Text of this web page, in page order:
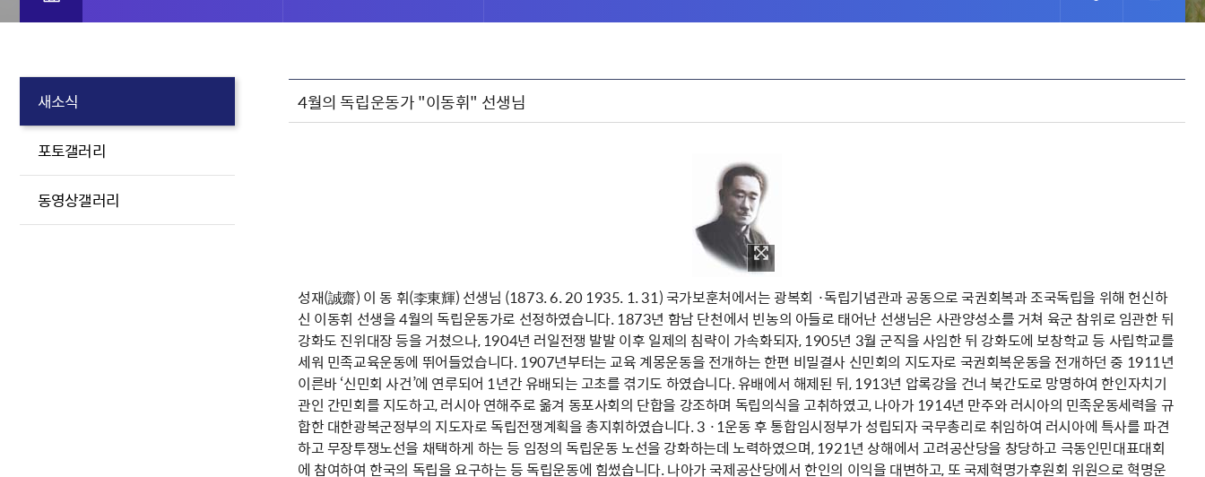
새소식
포토갤러리
동영상갤러리
4월의 독립운동가 "이동휘" 선생님
성재(誠齋) 이 동 휘(李東輝) 선생님 (1873. 6. 20 1935. 1. 31) 국가보훈처에서는 광복회 ·독립기념관과 공동으로 국권회복과 조국독립을 위해 헌신하
신 이동휘 선생을 4월의 독립운동가로 선정하였습니다. 1873년 함남 단천에서 빈농의 아들로 태어난 선생님은 사관양성소를 거쳐 육군 참위로 임관한 뒤
강화도 진위대장 등을 거쳤으나, 1904년 러일전쟁 발발 이후 일제의 침략이 가속화되자, 1905년 3월 군직을 사임한 뒤 강화도에 보창학교 등 사립학교를
세워 민족교육운동에 뛰어들었습니다. 1907년부터는 교육 계몽운동을 전개하는 한편 비밀결사 신민회의 지도자로 국권회복운동을 전개하던 중 1911년
이른바 ‘신민회 사건’에 연루되어 1년간 유배되는 고초를 겪기도 하였습니다. 유배에서 해제된 뒤, 1913년 압록강을 건너 북간도로 망명하여 한인자치기
관인 간민회를 지도하고, 러시아 연해주로 옮겨 동포사회의 단합을 강조하며 독립의식을 고취하였고, 나아가 1914년 만주와 러시아의 민족운동세력을 규
합한 대한광복군정부의 지도자로 독립전쟁계획을 총지휘하였습니다. 3 ·1운동 후 통합임시정부가 성립되자 국무총리로 취임하여 러시아에 특사를 파견
하고 무장투쟁노선을 채택하게 하는 등 임정의 독립운동 노선을 강화하는데 노력하였으며, 1921년 상해에서 고려공산당을 창당하고 극동인민대표대회
에 참여하여 한국의 독립을 요구하는 등 독립운동에 힘썼습니다. 나아가 국제공산당에서 한인의 이익을 대변하고, 또 국제혁명가후원회 위원으로 혁명운